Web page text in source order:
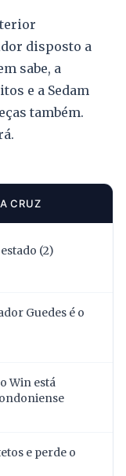
disposto a
sabe, a
e a Sedam
também.
CRUZ
(2)
Guedes é o
Win está
e perde o